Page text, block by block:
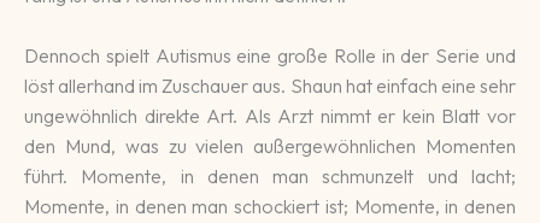
Dennoch spielt Autis­mus eine große Rolle in der Serie und
löst aller­hand im Zu­schau­er aus. Shaun hat ein­fach eine sehr
un­ge­wöhn­lich di­rek­te Art. Als Arzt nimmt er kein Blatt vor
den Mund, was zu vie­len außer­gewöhn­lichen Momen­ten
führt. Momen­te, in denen man schmun­zelt und lacht;
Momen­te, in denen man scho­ckiert ist; Mo­mente, in denen